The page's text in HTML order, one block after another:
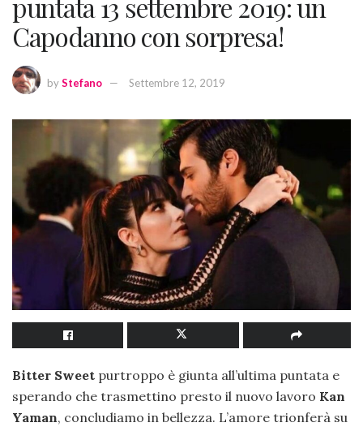
puntata 13 settembre 2019: un
Capodanno con sorpresa!
byStefano Settembre 12, 2019
Bitter Sweet purtroppo è giunta all’ultima puntata e
sperando che trasmettino presto il nuovo lavoro Kan
Yaman, concludiamo in bellezza. L’amore trionferà su